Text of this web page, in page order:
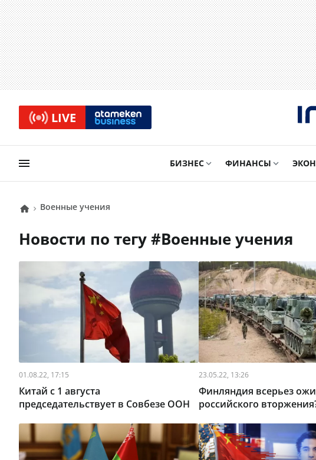
LIVE
БИЗНЕС ФИНАНСЫ
Военные учения
Новости по тегу # Военные учения
01.08.22, 17:15
Китай с 1 августа
председательствует в Совбезе ООН
23.05.22, 13:26
Финляндия всерьез
российского